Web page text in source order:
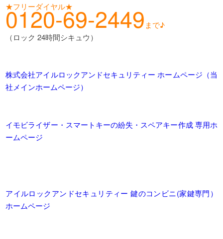
★フリーダイヤル★
0120-69-2449 まで♪
（ロック 24時間シキュウ）
株式会社アイルロックアンドセキュリティー ホームページ（当
社メインホームページ）
イモビライザー・スマートキーの紛失・スペアキー作成 専用ホ
ームページ
アイルロックアンドセキュリティー 鍵のコンビニ(家鍵専門）
ホームページ